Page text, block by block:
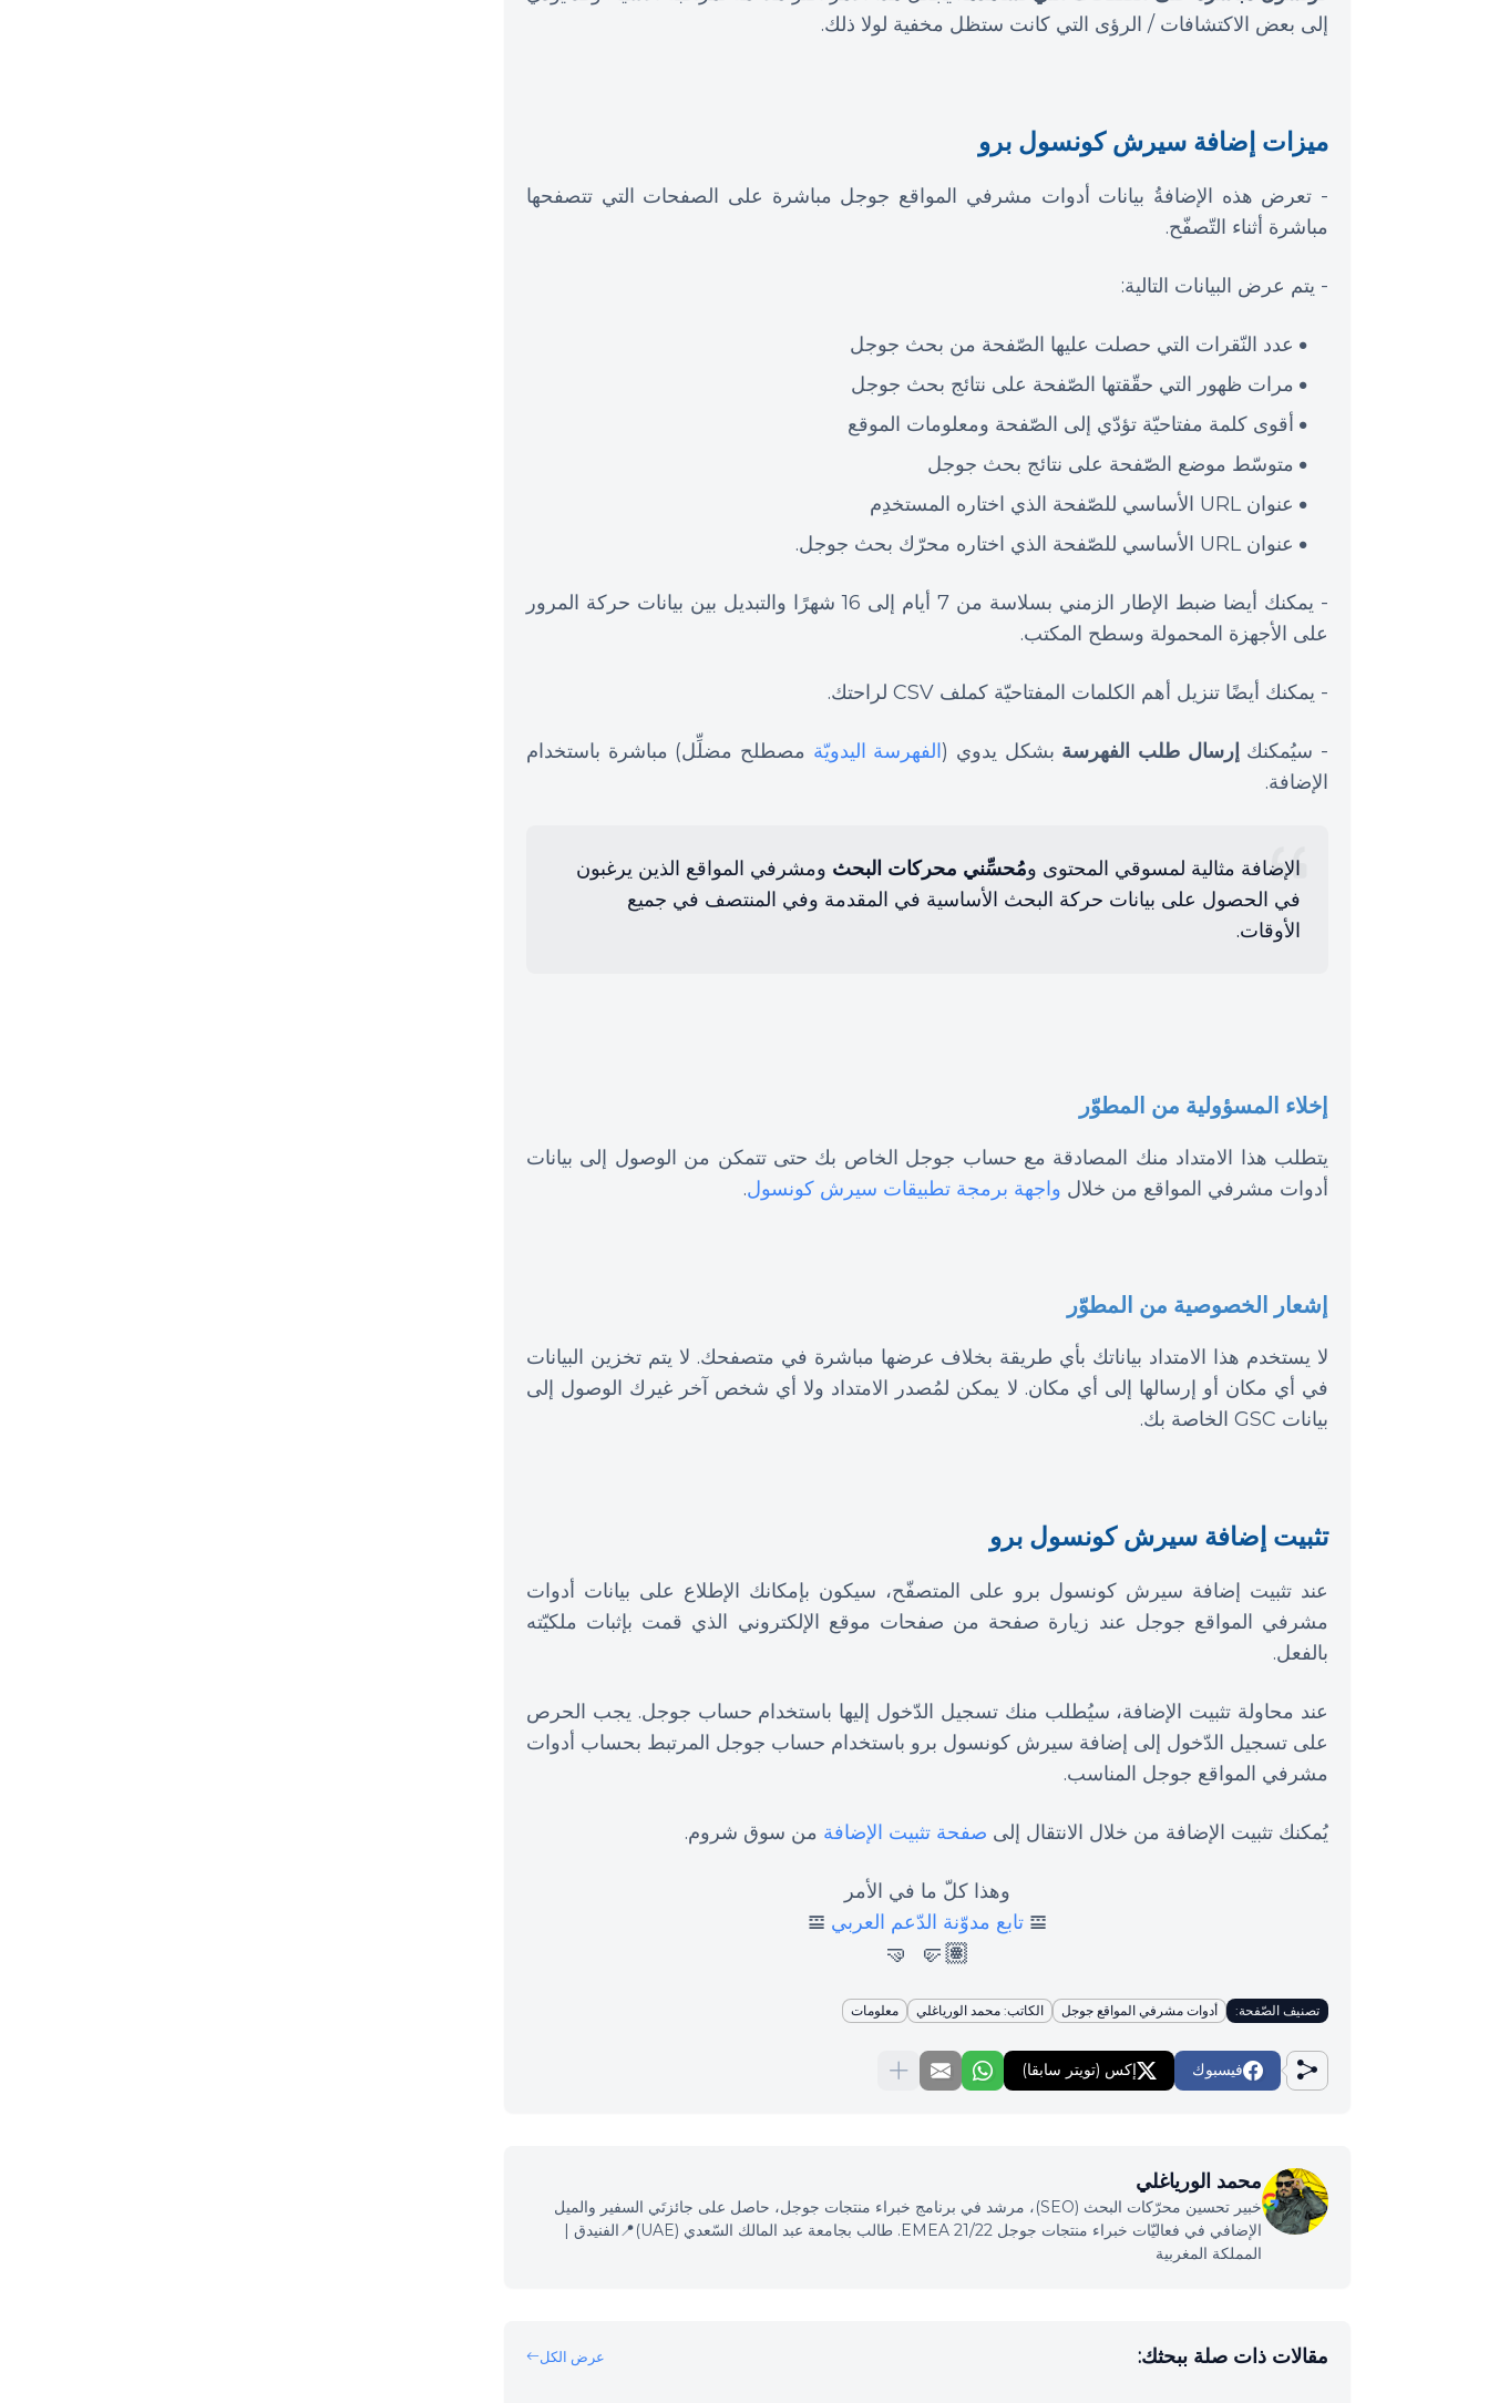
إلى بعض الاكتشافات / الرؤى التي كانت ستظل مخفية لولا ذلك.
ميزات إضافة سيرش كونسول برو
- تعرض هذه الإضافةُ بيانات أدوات مشرفي المواقع جوجل مباشرة على الصفحات التي تتصفحها
مباشرة أثناء التّصفّح.
- يتم عرض البيانات التالية:
عدد النّقرات التي حصلت عليها الصّفحة من بحث جوجل
مرات ظهور التي حقّقتها الصّفحة على نتائج بحث جوجل
أقوى كلمة مفتاحيّة تؤدّي إلى الصّفحة ومعلومات الموقع
متوسّط موضع الصّفحة على نتائج بحث جوجل
عنوان URL الأساسي للصّفحة الذي اختاره المستخدِم
عنوان URL الأساسي للصّفحة الذي اختاره محرّك بحث جوجل.
- يمكنك أيضا ضبط الإطار الزمني بسلاسة من 7 أيام إلى 16 شهرًا والتبديل بين بيانات حركة المرور
على الأجهزة المحمولة وسطح المكتب.
- يمكنك أيضًا تنزيل أهم الكلمات المفتاحيّة كملف CSV لراحتك.
- سيُمكنك إرسال طلب الفهرسة بشكل يدوي (الفهرسة اليدويّة مصطلح مضلِّل) مباشرة باستخدام
الإضافة.
الإضافة مثالية لمسوقي المحتوى ومُحسِّني محركات البحث ومشرفي المواقع الذين يرغبون
في الحصول على بيانات حركة البحث الأساسية في المقدمة وفي المنتصف في جميع
الأوقات.
إخلاء المسؤولية من المطوّر
يتطلب هذا الامتداد منك المصادقة مع حساب جوجل الخاص بك حتى تتمكن من الوصول إلى بيانات
أدوات مشرفي المواقع من خلال واجهة برمجة تطبيقات سيرش كونسول.
إشعار الخصوصية من المطوّر
لا يستخدم هذا الامتداد بياناتك بأي طريقة بخلاف عرضها مباشرة في متصفحك. لا يتم تخزين البيانات
في أي مكان أو إرسالها إلى أي مكان. لا يمكن لمُصدر الامتداد ولا أي شخص آخر غيرك الوصول إلى
بيانات GSC الخاصة بك.
تثبيت إضافة سيرش كونسول برو
عند تثبيت إضافة سيرش كونسول برو على المتصفّح، سيكون بإمكانك الإطلاع على بيانات أدوات
مشرفي المواقع جوجل عند زيارة صفحة من صفحات موقع الإلكتروني الذي قمت بإثبات ملكيّته
بالفعل.
عند محاولة تثبيت الإضافة، سيُطلب منك تسجيل الدّخول إليها باستخدام حساب جوجل. يجب الحرص
على تسجيل الدّخول إلى إضافة سيرش كونسول برو باستخدام حساب جوجل المرتبط بحساب أدوات
مشرفي المواقع جوجل المناسب.
يُمكنك تثبيت الإضافة من خلال الانتقال إلى صفحة تثبيت الإضافة من سوق شروم.
وهذا كلّ ما في الأمر
𝌘 تابع مدوّنة الدّعم العربي 𝌘
🤛🏽 🤜
تصنيف الصّفحة: أدوات مشرفي المواقع جوجل الكاتب: محمد الورياغلي معلومات
فيسبوك إكس (تويتر سابقا)
محمد الورياغلي
خبير تحسين محرّكات البحث (SEO)، مرشد في برنامج خبراء منتجات جوجل، حاصل على جائزتَي السفير والميل
الإضافي في فعاليّات خبراء منتجات جوجل EMEA 21/22. طالب بجامعة عبد المالك السّعدي (UAE)📍الفنيدق |
المملكة المغربية
مقالات ذات صلة ببحثك: عرض الكل